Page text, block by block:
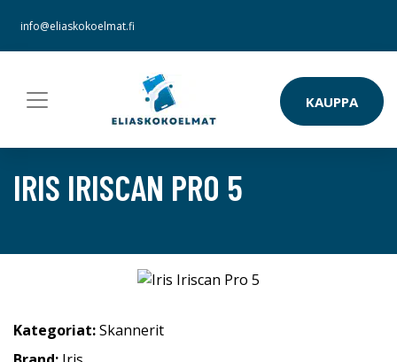
info@eliaskokoelmat.fi
KAUPPA
IRIS IRISCAN PRO 5
Kategoriat:Skannerit